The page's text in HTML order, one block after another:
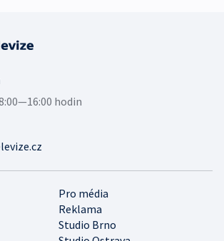
Pro média
Reklama
Studio Brno
hodin